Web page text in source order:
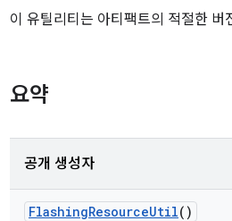
이 유틸리티는 아티팩트의 적절한 버
요약
공개 생성자
FlashingResourceUtil()